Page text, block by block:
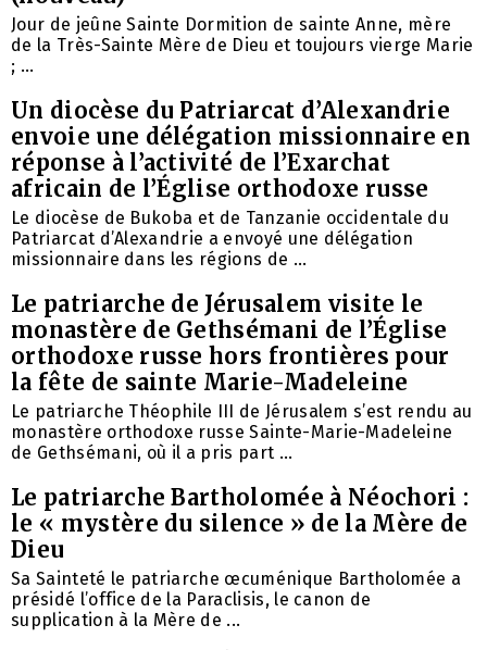
Jour de jeûne Sainte Dormition de sainte Anne, mère
de la Très-Sainte Mère de Dieu et toujours vierge Marie
; ...
Un diocèse du Patriarcat d’Alexandrie
envoie une délégation missionnaire en
réponse à l’activité de l’Exarchat
africain de l’Église orthodoxe russe
Le diocèse de Bukoba et de Tanzanie occidentale du
Patriarcat d’Alexandrie a envoyé une délégation
missionnaire dans les régions de ...
Le patriarche de Jérusalem visite le
monastère de Gethsémani de l’Église
orthodoxe russe hors frontières pour
la fête de sainte Marie-Madeleine
Le patriarche Théophile III de Jérusalem s’est rendu au
monastère orthodoxe russe Sainte-Marie-Madeleine
de Gethsémani, où il a pris part ...
Le patriarche Bartholomée à Néochori :
le « mystère du silence » de la Mère de
Dieu
Sa Sainteté le patriarche œcuménique Bartholomée a
présidé l’office de la Paraclisis, le canon de
supplication à la Mère de ...